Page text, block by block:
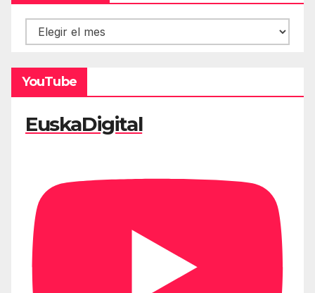
Hemeroteca
YouTube
EuskaDigital